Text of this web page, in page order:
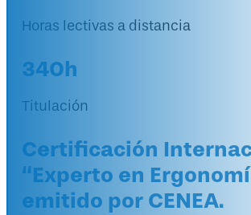
Horas lectivas a distancia
340h
Titulación
Certificación
“Experto en
emitido por CENEA.